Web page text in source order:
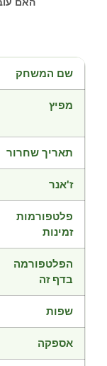
שם המשחק
מפיץ
תאריך שחרור
ז'אנר
פלטפורמות
זמינות
הפלטפורמה
בדף זה
שפות
אספקה